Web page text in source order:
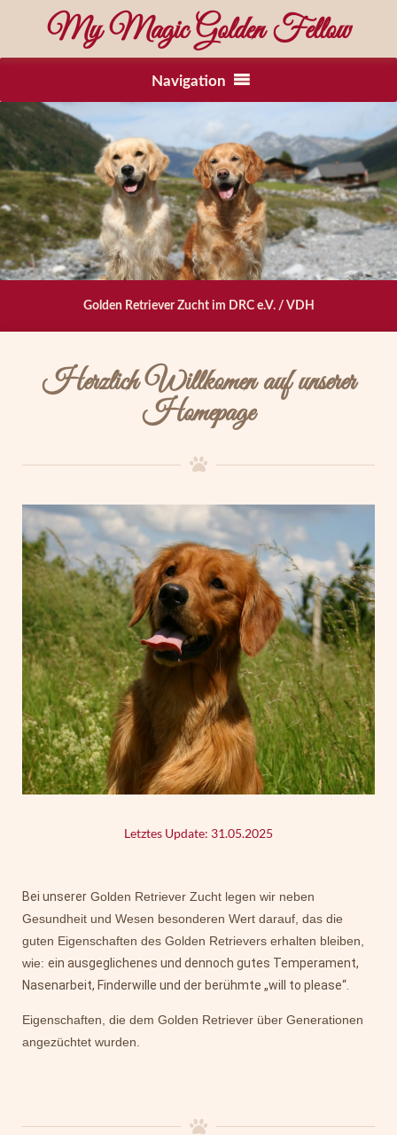
My Magic Golden Fellow
Navigation
Golden Retriever Zucht im DRC e.V. / VDH
Herzlich Willkomen auf unserer
Homepage
Letztes Update: 31.05.2025
Bei unserer Golden Retriever Zucht legen wir neben
Gesundheit und Wesen besonderen Wert darauf, das die
guten Eigenschaften des Golden Retrievers erhalten bleiben,
wie: ein ausgeglichenes und dennoch gutes Temperament,
Nasenarbeit, Finderwille und der berühmte „will to please“.
Eigenschaften, die dem Golden Retriever über Generationen
angezüchtet wurden.